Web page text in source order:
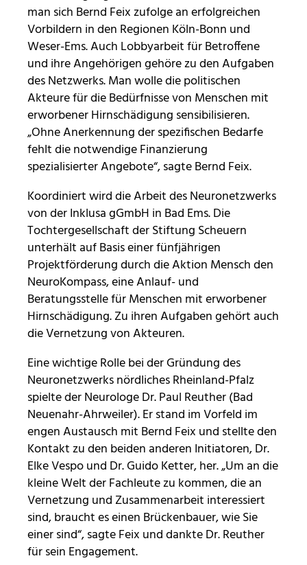
man sich Bernd Feix zufolge an erfolgreichen
Vorbildern in den Regionen Köln-Bonn und
Weser-Ems. Auch Lobbyarbeit für Betroffene
und ihre Angehörigen gehöre zu den Aufgaben
des Netzwerks. Man wolle die politischen
Akteure für die Bedürfnisse von Menschen mit
erworbener Hirnschädigung sensibilisieren.
„Ohne Anerkennung der spezifischen Bedarfe
fehlt die notwendige Finanzierung
spezialisierter Angebote“, sagte Bernd Feix.
Koordiniert wird die Arbeit des Neuronetzwerks
von der Inklusa gGmbH in Bad Ems. Die
Tochtergesellschaft der Stiftung Scheuern
unterhält auf Basis einer fünfjährigen
Projektförderung durch die Aktion Mensch den
NeuroKompass, eine Anlauf- und
Beratungsstelle für Menschen mit erworbener
Hirnschädigung. Zu ihren Aufgaben gehört auch
die Vernetzung von Akteuren.
Eine wichtige Rolle bei der Gründung des
Neuronetzwerks nördliches Rheinland-Pfalz
spielte der Neurologe Dr. Paul Reuther (Bad
Neuenahr-Ahrweiler). Er stand im Vorfeld im
engen Austausch mit Bernd Feix und stellte den
Kontakt zu den beiden anderen Initiatoren, Dr.
Elke Vespo und Dr. Guido Ketter, her. „Um an die
kleine Welt der Fachleute zu kommen, die an
Vernetzung und Zusammenarbeit interessiert
sind, braucht es einen Brückenbauer, wie Sie
einer sind“, sagte Feix und dankte Dr. Reuther
für sein Engagement.